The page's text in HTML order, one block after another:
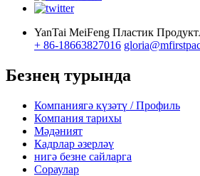
YanTai MeiFeng Пластик
+ 86-18663827016
Безнең турында
Компаниягә күзәтү / Профиль
Компания тарихы
Мәдәният
Кадрлар әзерләү
нигә безне сайларга
Сораулар